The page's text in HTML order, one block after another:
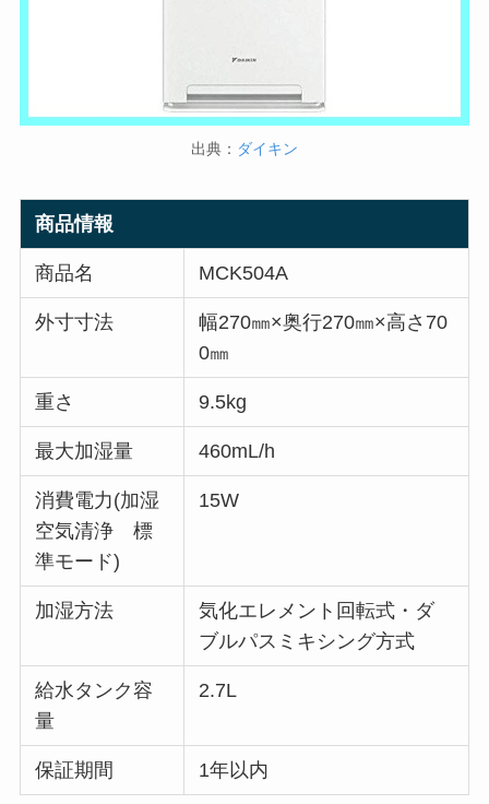
出典： ダイキン
商品情報
商品名 MCK504A
外寸寸法
幅270㎜×奥行270㎜×高さ70
0㎜
重さ 9.5kg
最大加湿量 460mL/h
消費電力(加湿
空気清浄 標
準モード)
15W
加湿方法
気化エレメント回転式・ダ
ブルパスミキシング方式
給水タンク容
量
2.7L
保証期間 1年以内